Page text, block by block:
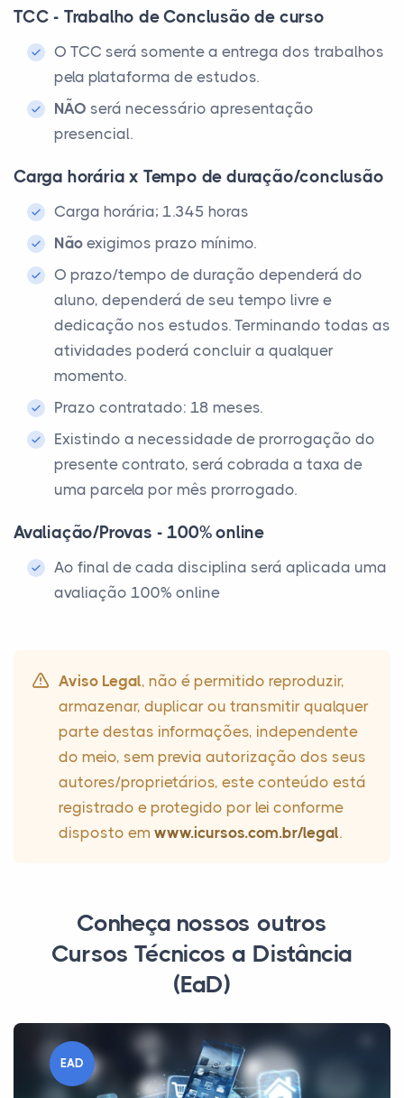
TCC - Trabalho de Conclusão de curso
O TCC será somente a entrega dos trabalhos
pela plataforma de estudos.
NÃO será necessário apresentação
presencial.
Carga horária x Tempo de duração/conclusão
Carga horária; 1.345 horas
Não exigimos prazo mínimo.
O prazo/tempo de duração dependerá do
aluno, dependerá de seu tempo livre e
dedicação nos estudos. Terminando todas as
atividades poderá concluir a qualquer
momento.
Prazo contratado: 18 meses.
Existindo a necessidade de prorrogação do
presente contrato, será cobrada a taxa de
uma parcela por mês prorrogado.
Avaliação/Provas - 100% online
Ao final de cada disciplina será aplicada uma
avaliação 100% online
Aviso Legal, não é permitido reproduzir,
armazenar, duplicar ou transmitir qualquer
parte destas informações, independente
do meio, sem previa autorização dos seus
autores/proprietários, este conteúdo está
registrado e protegido por lei conforme
disposto em www.icursos.com.br/legal.
Conheça nossos outros
Cursos Técnicos a Distância
(EaD)
EAD